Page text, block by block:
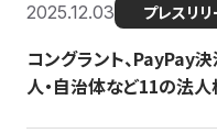
2025.12.03 プレスリリ
コングラント、PayPay
人・自治体など11の法